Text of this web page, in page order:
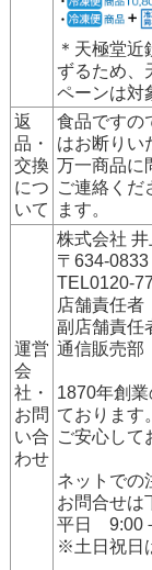
＊天極堂
ずるため、
ペーンは対
返
品・
交換
につ
いて
食品ですの
はお断りい
万一商品に
ご連絡くだ
ます。
運営
会
社・
お問
い合
わせ
株式会社 井
〒634-
TEL0120-
店舗責任
副店舗責
通信販売
1870年創
ております。
ご安心して
ネットでの
お問合せは
平日 9:00
※土日祝日